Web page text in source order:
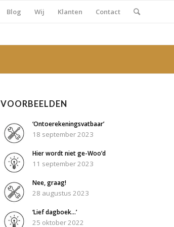
Blog Wij Klanten Contact
VOORBEELDEN
‘Ontoerekeningsvatbaar’
18 september 2023
Hier wordt niet ge-Woo’d
11 september 2023
Nee, graag!
28 augustus 2023
‘Lief dagboek…’
25 oktober 2022